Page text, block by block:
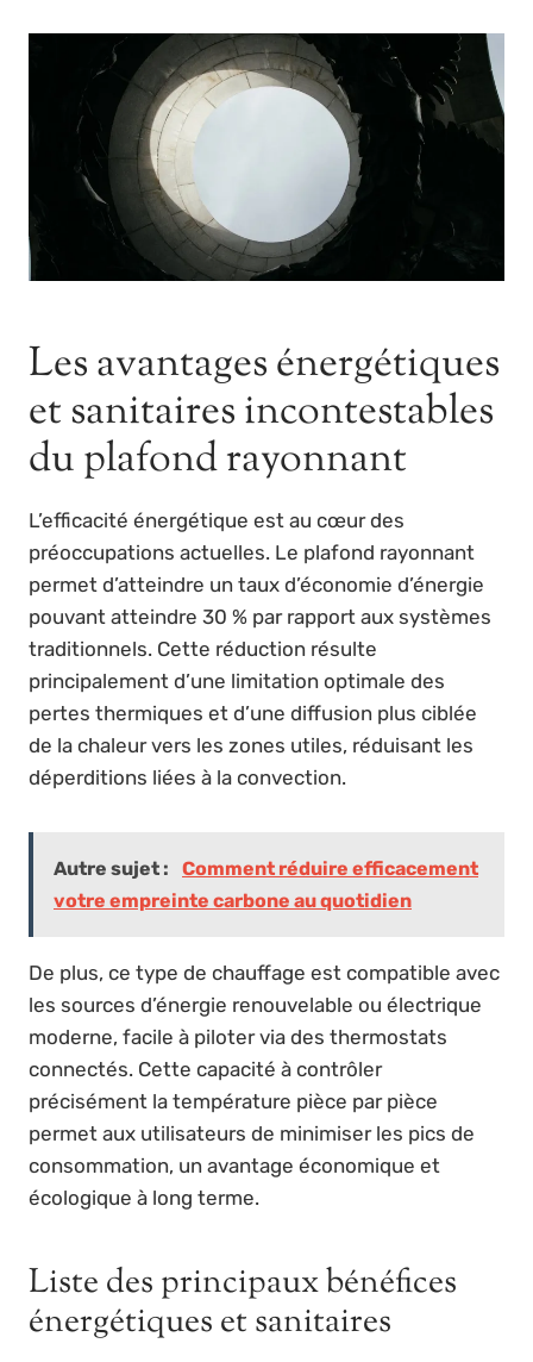
Les avantages énergétiques
et sanitaires incontestables
du plafond rayonnant
L’efficacité énergétique est au cœur des
préoccupations actuelles. Le plafond rayonnant
permet d’atteindre un taux d’économie d’énergie
pouvant atteindre 30 % par rapport aux systèmes
traditionnels. Cette réduction résulte
principalement d’une limitation optimale des
pertes thermiques et d’une diffusion plus ciblée
de la chaleur vers les zones utiles, réduisant les
déperditions liées à la convection.
Autre sujet :
Comment réduire efficacement
votre empreinte carbone au quotidien
De plus, ce type de chauffage est compatible avec
les sources d’énergie renouvelable ou électrique
moderne, facile à piloter via des thermostats
connectés. Cette capacité à contrôler
précisément la température pièce par pièce
permet aux utilisateurs de minimiser les pics de
consommation, un avantage économique et
écologique à long terme.
Liste des principaux bénéfices
énergétiques et sanitaires